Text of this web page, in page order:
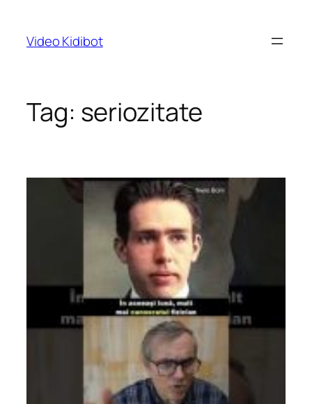
content
Video Kidibot
Tag: seriozitate